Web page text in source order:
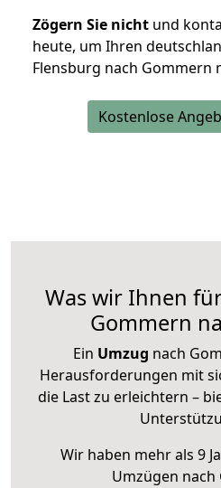
Zögern Sie nicht und
heute, um Ihren
Flensburg nach Gommern
Kostenlose
Was wir Ihnen
Gommern
Ein Umzug nach
Herausforderungen mit
die Last zu erleichtern –
Wir haben mehr als 9
Umzügen nach